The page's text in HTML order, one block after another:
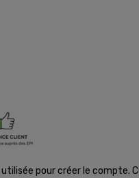
pour créer le compte.